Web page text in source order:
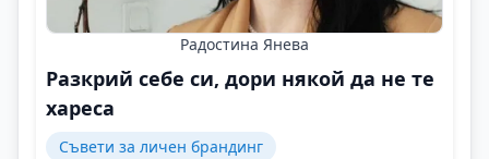
Радостина Янева
Разкрий себе си, дори някой да не те
хареса
Съвети за личен брандинг